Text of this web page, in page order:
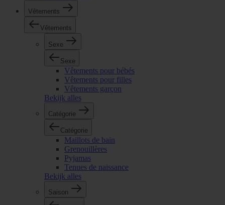
Vêtements
Vêtements
Sexe
Sexe
Vêtements pour bébés
Vêtements pour filles
Vêtements garçon
Bekijk alles
Catégorie
Catégorie
Maillots de bain
Grenouillères
Pyjamas
Tenues de naissance
Bekijk alles
Saison